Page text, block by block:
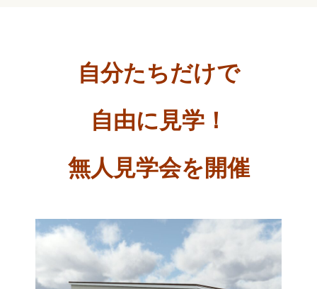
自分たちだけで
自由に見学！
無人見学会を開催